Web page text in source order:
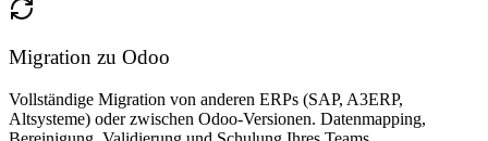
Migration zu Odoo
Vollständige Migration von anderen ERPs (SAP, A3ERP,
Altsysteme) oder zwischen Odoo-Versionen. Datenmapping,